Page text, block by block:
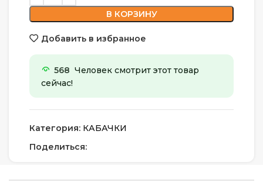
В КОРЗИНУ
Добавить в избранное
568 Человек смотрит этот товар
сейчас!
Категория: КАБАЧКИ
Поделиться: